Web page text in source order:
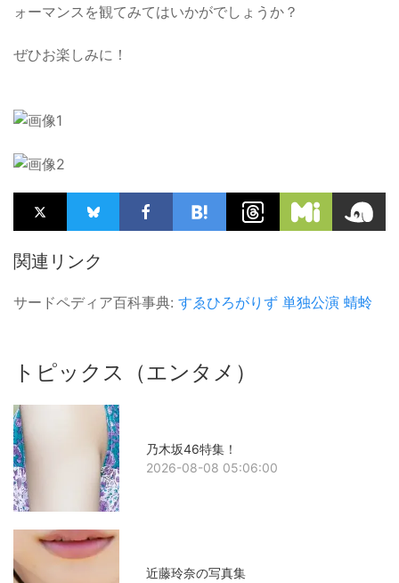
ォーマンスを観てみてはいかがでしょうか？
ぜひお楽しみに！
関連リンク
サードペディア百科事典: すゑひろがりず 単独公演 蜻蛉
トピックス（エンタメ）
乃木坂46特集！
2026-08-08 05:06:00
近藤玲奈の写真集